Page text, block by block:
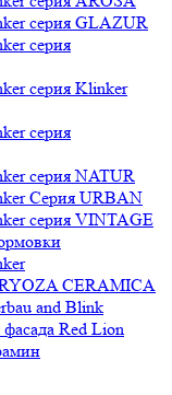
серия GLAZUR
серия
серия Klinker
серия
серия NATUR
Серия URBAN
серия VINTAGE
CERAMICA
and Blink
Red Lion